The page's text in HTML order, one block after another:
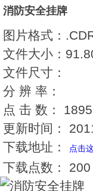
消防安全挂牌
图片格式：
文件大小：
文件尺寸：
分 辨 率：
点 击 数： 1895
更新时间：
下载地址：
点击
下载点数： 200